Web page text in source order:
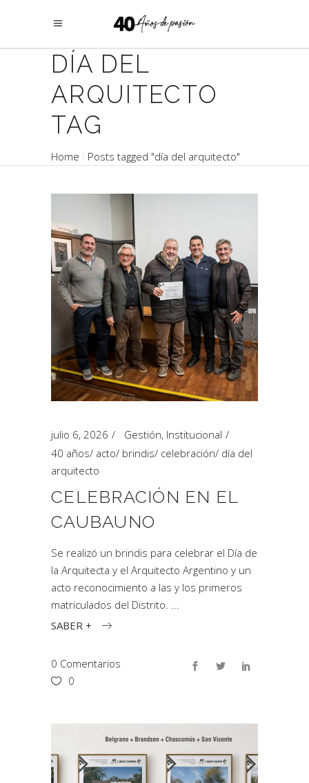
DÍA DEL
ARQUITECTO
TAG
Home Posts tagged "día del arquitecto"
julio 6, 2026 Gestión, Institucional
40 años/ acto/ brindis/ celebración/ día del
arquitecto
CELEBRACIÓN EN EL
CAUBAUNO
Se realizó un brindis para celebrar el Día de
la Arquitecta y el Arquitecto Argentino y un
acto reconocimiento a las y los primeros
matriculados del Distrito.
SABER +
0 Comentarios
0